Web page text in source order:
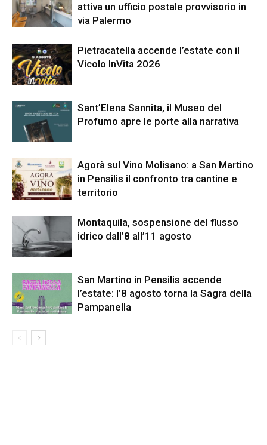
attiva un ufficio postale provvisorio in
via Palermo
Pietracatella accende l’estate con il
Vicolo InVita 2026
Sant’Elena Sannita, il Museo del
Profumo apre le porte alla narrativa
Agorà sul Vino Molisano: a San Martino
in Pensilis il confronto tra cantine e
territorio
Montaquila, sospensione del flusso
idrico dall’8 all’11 agosto
San Martino in Pensilis accende
l’estate: l’8 agosto torna la Sagra della
Pampanella